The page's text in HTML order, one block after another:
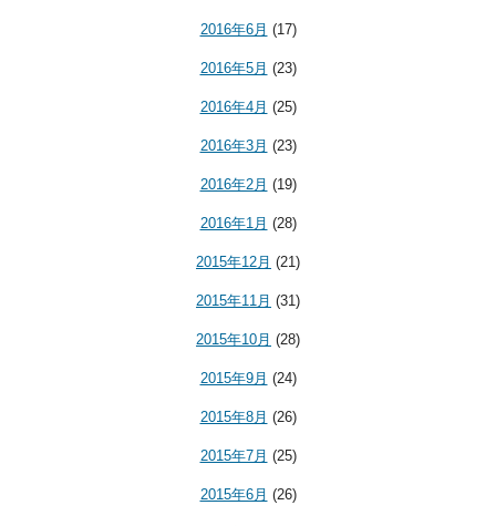
2016年6月 (17)
2016年5月 (23)
2016年4月 (25)
2016年3月 (23)
2016年2月 (19)
2016年1月 (28)
2015年12月 (21)
2015年11月 (31)
2015年10月 (28)
2015年9月 (24)
2015年8月 (26)
2015年7月 (25)
2015年6月 (26)